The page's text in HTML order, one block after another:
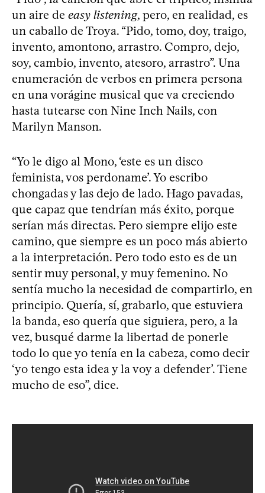
un aire de easy listening, pero, en realidad, es
un caballo de Troya. “Pido, tomo, doy, traigo,
invento, amontono, arrastro. Compro, dejo,
soy, cambio, invento, atesoro, arrastro”. Una
enumeración de verbos en primera persona
en una vorágine musical que va creciendo
hasta tutearse con Nine Inch Nails, con
Marilyn Manson.
“Yo le digo al Mono, ‘este es un disco
feminista, vos perdoname’. Yo escribo
chongadas y las dejo de lado. Hago pavadas,
que capaz que tendrían más éxito, porque
serían más directas. Pero siempre elijo este
camino, que siempre es un poco más abierto
a la interpretación. Pero todo esto es de un
sentir muy personal, y muy femenino. No
sentía mucho la necesidad de compartirlo, en
principio. Quería, sí, grabarlo, que estuviera
la banda, eso quería que siguiera, pero, a la
vez, busqué darme la libertad de ponerle
todo lo que yo tenía en la cabeza, como decir
‘yo tengo esta idea y la voy a defender’. Tiene
mucho de eso”, dice.